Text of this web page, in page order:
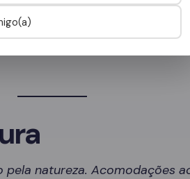
natureza. Acomodações